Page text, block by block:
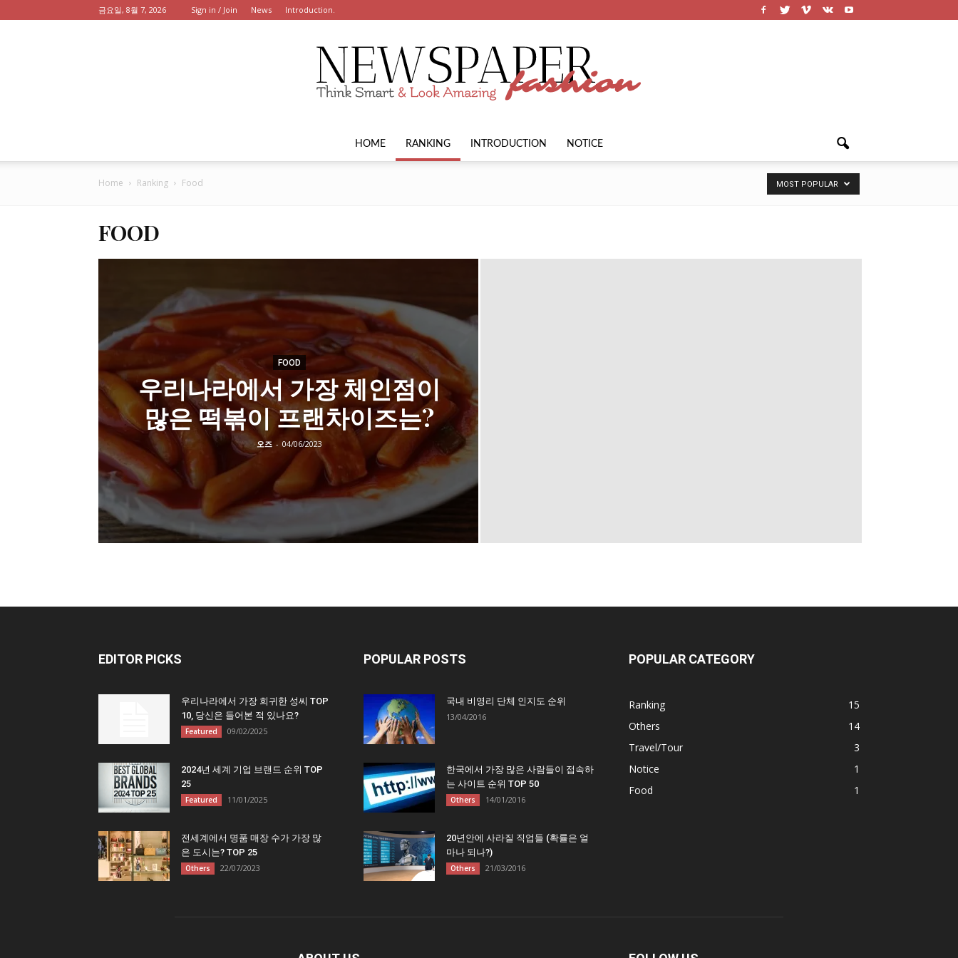
금요일, 8월 7, 2026 Sign in / Join News Introduction.
HOME RANKING INTRODUCTION NOTICE
Home Ranking Food MOST POPULAR
FOOD
FOOD
우리나라에서 가장 체인점이
많은 떡볶이 프랜차이즈는?
오즈 - 04/06/2023
EDITOR PICKS
우리나라에서 가장 희귀한 성씨 TOP
10, 당신은 들어본 적 있나요?
Featured 09/02/2025
2024년 세계 기업 브랜드 순위 TOP
25
Featured 11/01/2025
전세계에서 명품 매장 수가 가장 많
은 도시는? TOP 25
Others 22/07/2023
POPULAR POSTS
국내 비영리 단체 인지도 순위
13/04/2016
한국에서 가장 많은 사람들이 접속하
는 사이트 순위 TOP 50
Others 14/01/2016
20년안에 사라질 직업들 (확률은 얼
마나 되나?)
Others 21/03/2016
POPULAR CATEGORY
Ranking
15
Others
14
Travel/Tour
3
Notice
1
Food
1